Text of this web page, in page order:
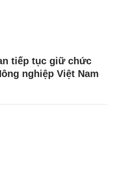
tiếp tục giữ chức
nghiệp Việt Nam